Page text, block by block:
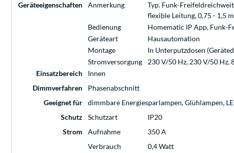
Geräteeigenschaften
Anmerkung
Typ. Funk-
flexible Leitung, 0,75 - 1,5
Bedienung
Homematic IP App, Funk-
Geräteart
Hausautomation
Montage
In Unterputzdosen
Stromversorgung
230 V/50 Hz, 230 V/50 Hz,
Einsatzbereich
Innen
Dimmverfahren
Phasenabschnitt
Geeignet für
dimmbare Energiesparlampen, Glühlampen,
Schutz
Schutzart
IP20
Strom
Aufnahme
350 A
Verbrauch
0,4 Watt